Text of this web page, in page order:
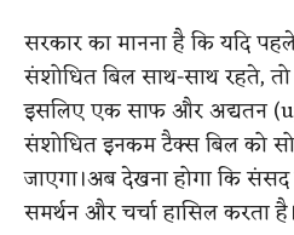
सरकार का मानना है कि यदि
संशोधित बिल साथ-साथ रहते, तो
इसलिए एक साफ और अद्यतन
संशोधित इनकम टैक्स बिल को
जाएगा।अब देखना होगा कि
समर्थन और चर्चा हासिल करता है।